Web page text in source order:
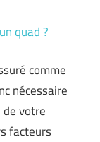
quad ?
comme
nécessaire
de votre
facteurs